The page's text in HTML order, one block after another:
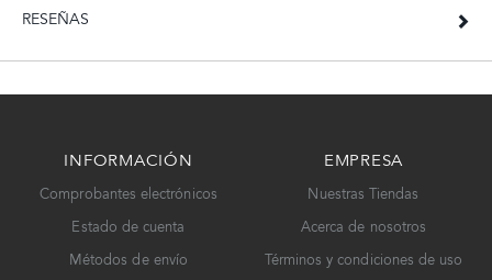
RESEÑAS
INFORMACIÓN
Comprobantes electrónicos
Estado de cuenta
Métodos de envío
EMPRESA
Nuestras Tiendas
Acerca de nosotros
Términos y condiciones de uso